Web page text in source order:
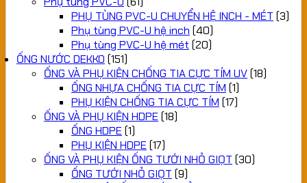
PHỤ TÙNG PVC-U CHUYỂN HỆ INCH - MÉT (3)
Phụ tùng PVC-U hệ inch (40)
Phụ tùng PVC-U hệ mét (20)
ỐNG NƯỚC DEKKO (151)
ỐNG VÀ PHỤ KIỆN CHỐNG TIA CỰC TÍM UV(18)
ỐNG NHỰA CHỐNG TIA CỰC TÍM (1)
PHỤ KIỆN CHỐNG TIA CỰC TÍM (17)
ỐNG VÀ PHỤ KIỆN HDPE (18)
ỐNG HDPE (1)
PHỤ KIỆN HDPE (17)
ỐNG VÀ PHỤ KIỆN ỐNG TƯỚI NHỎ GIỌT (30)
ỐNG TƯỚI NHỎ GIỌT (9)